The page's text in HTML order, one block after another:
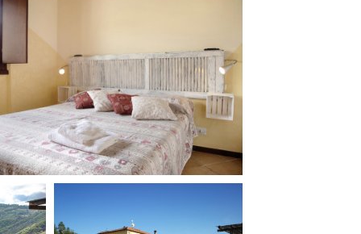
Accedi al tuo profilo
Nuovo utente
noi
- Scuola e Lavoro
Economici per
lavori in economia